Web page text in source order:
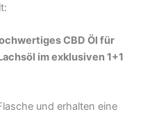
CBD Öl für
im exklusiven 1+1
und erhalten eine